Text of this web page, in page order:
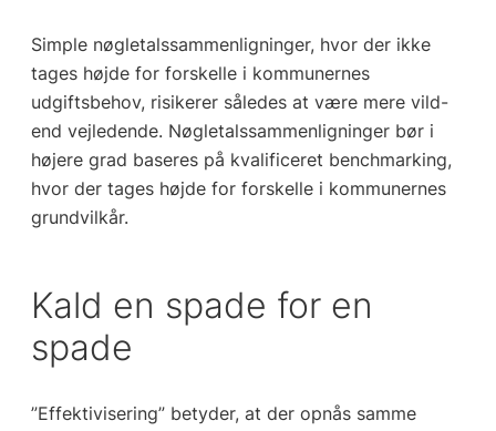
Simple nøgletalssammenligninger, hvor der ikke
tages højde for forskelle i kommunernes
udgiftsbehov, risikerer således at være mere vild-
end vejledende. Nøgletalssammenligninger bør i
højere grad baseres på kvalificeret benchmarking,
hvor der tages højde for forskelle i kommunernes
grundvilkår.
Kald en spade for en
spade
”Effektivisering” betyder, at der opnås samme